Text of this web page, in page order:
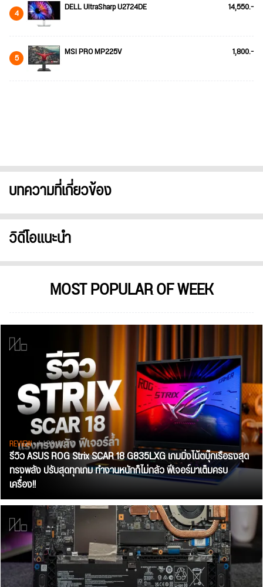
4 DELL UltraSharp U2724DE 14,550.-
5 MSI PRO MP225V 1,800.-
บทความที่เกี่ยวข้อง
วิดีโอแนะนำ
MOST POPULAR OF WEEK
REVIEW• Jul 28, 2026
รีวิว ASUS ROG Strix SCAR 18 G835LXG เกมมิ่งโน้ตบุ๊กเรือธงสุด
ทรงพลัง ปรับสุดทุกเกม ทำงานหนักก็ไม่กลัว ฟีเจอร์มาเต็มครบ
เครื่อง!!